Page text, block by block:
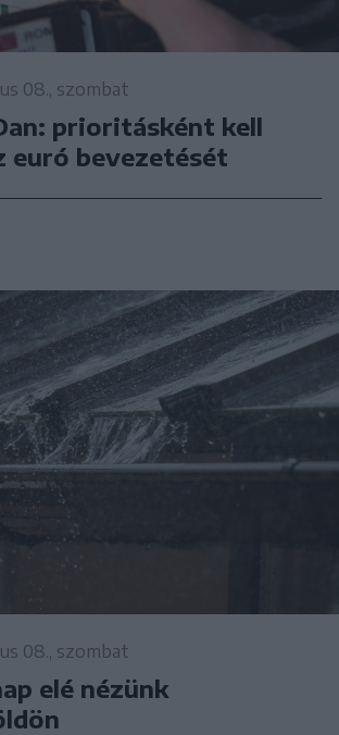
08., szombat
prioritásként kell
euró bevezetését
08., szombat
elé nézünk